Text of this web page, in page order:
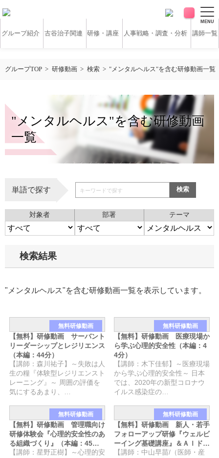
MENU
グループ紹介 古谷治子関連 研修・講座 人事戦略・調査・分析 講師一覧
アンケート・サーベイ ホワイトペーパー
無料研修動画 導入実績
コラム
アクセス
営業時間：平日9:30 ～ 18:30
お問い合わせ
グループTOP 研修動画 検索 "メンタルヘルス"を含む研修動画一覧
"メンタルヘルス"を含む研修動画
一覧
単語で探す 検索
対象者 部署 テーマ
検索結果
"メンタルヘルス"を含む研修動画一覧を表示しています。
無料研修動画
【無料】研修動画 サーバント
リーダーシップとレジリエンス
（本編：44分）
【講師：森川祐子】～失敗は人
生の糧『体験型レジリエンスト
レーニング』～ 周囲の評価を
気にするあまり、…
無料研修動画
【無料】研修動画 医療現場か
ら学ぶ心理的安全性（本編：4
4分）
【講師：木下佳郁】～医療現場
から学ぶ心理的安全性～ 日本
では、2020年の新型コロナウ
イルス感染症の…
無料研修動画
【無料】研修動画 管理職向け
研修体験会『心理的安全性のあ
る組織づくり』（本編：45
分）
【講師：星野正樹】～心理的安
無料研修動画
【無料】研修動画 新人・若手
フォローアップ研修『ウェルビ
ーイング基礎講座』＆ＡＩドク
ター（本編：50分）
【講師：中山早苗/（医師・産